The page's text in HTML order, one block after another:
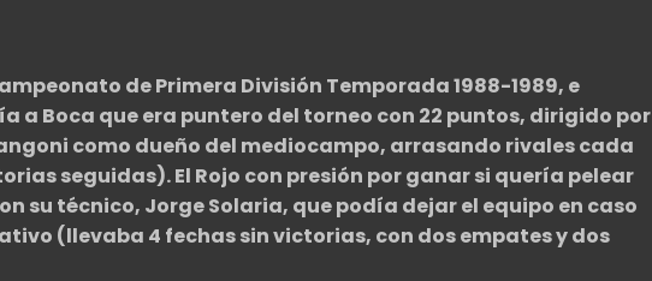
de Primera División Temporada 1988-1989, e
a Boca que era puntero del torneo con 22 puntos, dirigido por
como dueño del mediocampo, arrasando rivales cada
seguidas). El Rojo con presión por ganar si quería pelear
su técnico, Jorge Solaria, que podía dejar el equipo en caso
(llevaba 4 fechas sin victorias, con dos empates y dos